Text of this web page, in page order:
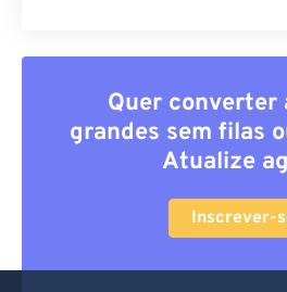
Quer converter
grandes sem filas
Atualize
Inscrever-